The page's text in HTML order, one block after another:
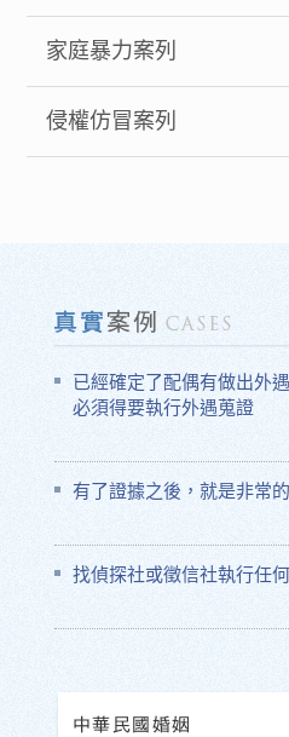
家庭暴力案列
侵權仿冒案列
已經確定了配偶有做出外
必須得要執行外遇蒐證
有了證據之後，就是非常
找偵探社或徵信社執行任